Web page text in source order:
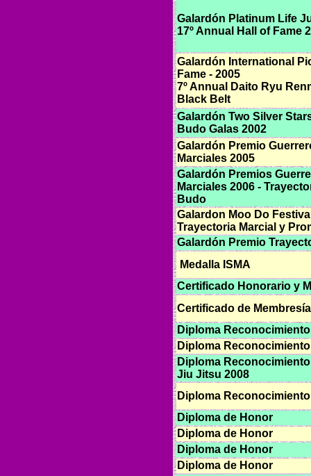
Galardón Platinum Life
17º Annual Hall of Fame
Galardón International
Fame - 2005
7º Annual Daito Ryu
Black Belt
Galardón Two Silver
Budo Galas 2002
Galardón Premio
Marciales 2005
Galardón Premios
Marciales 2006 -
Budo
Galardon Moo Do
Trayectoria Marcial y
Galardón Premio
Medalla ISMA
Certificado Honorario y
Certificado de Membresía
Diploma
Diploma
Diploma
Jiu Jitsu 2008
Diploma
Diploma de Honor
Diploma de Honor
Diploma de Honor
Diploma de Honor